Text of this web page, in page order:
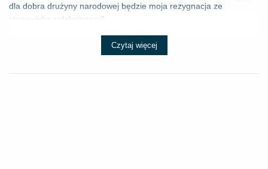
dla dobra drużyny narodowej będzie moja rezygnacja ze
stanowiska selekcjonera" - ...
Czytaj więcej